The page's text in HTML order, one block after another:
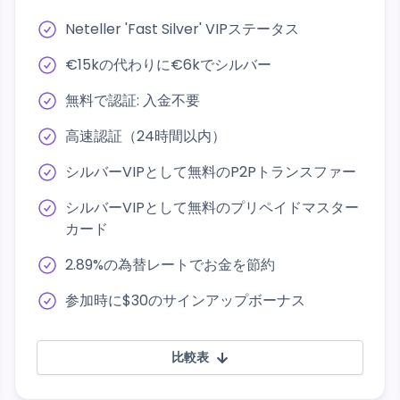
Neteller 'Fast Silver' VIPステータス
€15kの代わりに€6kでシルバー
無料で認証: 入金不要
高速認証（24時間以内）
シルバーVIPとして無料のP2Pトランスファー
シルバーVIPとして無料のプリペイドマスター
カード
2.89%の為替レートでお金を節約
参加時に$30のサインアップボーナス
比較表